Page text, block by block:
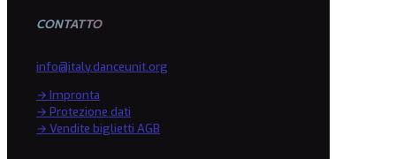
CONTATTO
info@italy.danceunit.org
→ Impronta
→ Protezione dati
→ Vendite biglietti AGB